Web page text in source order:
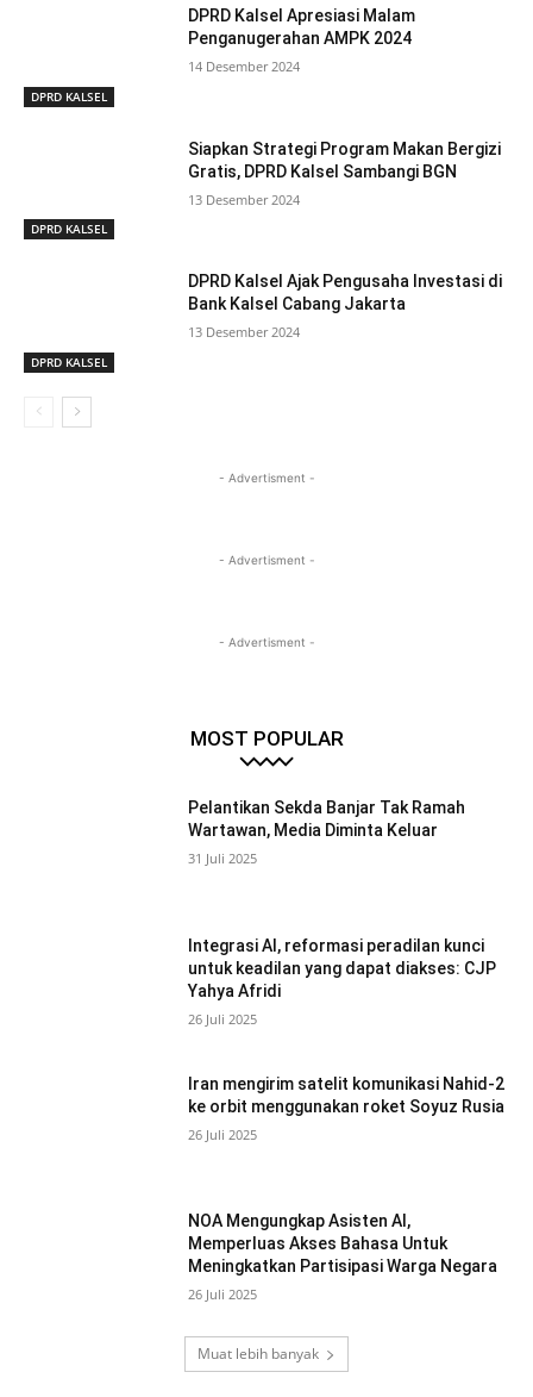
DPRD KALSEL
DPRD Kalsel Apresiasi Malam
Penganugerahan AMPK 2024
14 Desember 2024
DPRD KALSEL
Siapkan Strategi Program Makan Bergizi
Gratis, DPRD Kalsel Sambangi BGN
13 Desember 2024
DPRD KALSEL
DPRD Kalsel Ajak Pengusaha Investasi di
Bank Kalsel Cabang Jakarta
13 Desember 2024
- Advertisment -
- Advertisment -
- Advertisment -
MOST POPULAR
Pelantikan Sekda Banjar Tak Ramah
Wartawan, Media Diminta Keluar
31 Juli 2025
Integrasi AI, reformasi peradilan kunci
untuk keadilan yang dapat diakses: CJP
Yahya Afridi
26 Juli 2025
Iran mengirim satelit komunikasi Nahid-2
ke orbit menggunakan roket Soyuz Rusia
26 Juli 2025
NOA Mengungkap Asisten AI,
Memperluas Akses Bahasa Untuk
Meningkatkan Partisipasi Warga Negara
26 Juli 2025
Muat lebih banyak